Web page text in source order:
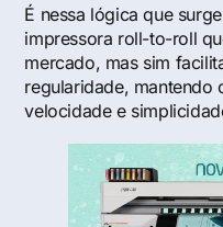
É nessa lógica que
impressora roll-to-roll
mercado, mas sim
regularidade, mantendo
velocidade e